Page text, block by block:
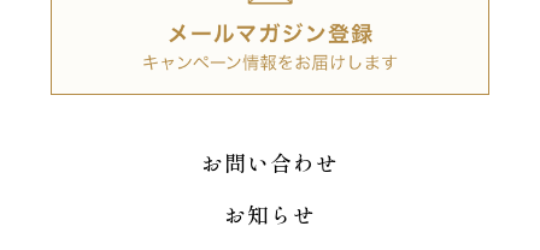
お問い合わせ
お知らせ